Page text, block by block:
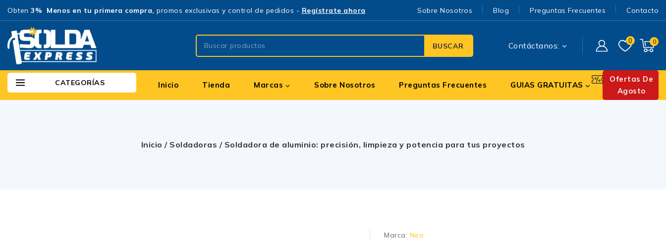
Obten 3% Menos en tu primera compra, promos exclusivas y control de pedidos - Regístrate ahora Sobre Nosotros Blog Preguntas Frecuentes Contacto
BUSCAR Contáctanos: 0 0
CATEGORÍAS Inicio Tienda Marcas Sobre Nosotros Preguntas Frecuentes GUIAS GRATUITAS
Ofertas De
Agosto
Inicio / Soldadoras / Soldadora de aluminio: precisión, limpieza y potencia para tus proyectos
Marca: Neo